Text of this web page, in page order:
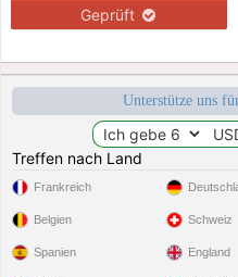
Geprüft
Unterstütze uns
Treffen nach Land
Frankreich
Belgien
Spanien
Schweiz
England